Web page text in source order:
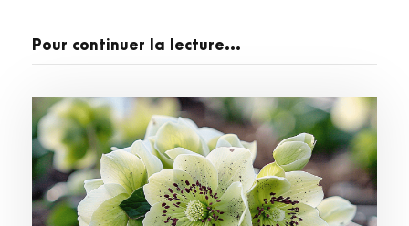
Pour continuer la lecture...